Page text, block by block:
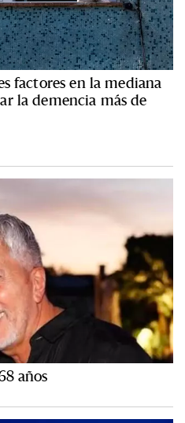
factores en la mediana
la demencia más de
años